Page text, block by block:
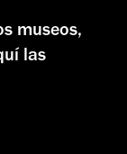
museos,
las